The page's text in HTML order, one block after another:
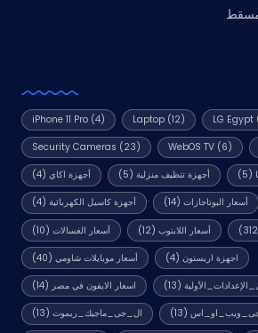
iPhone 11 Pro (4) Laptop(12) LG Egypt
Security Cameras (23) WebOS TV(6)
أجهزة اكاي(4) أجهزة تنظيف منزلية (5) (5)
أجهزة كاسيل الكهربائية(4) أسعار البوتاجازات (14)
أسعار الغسالات(10) أسعار اللابتوب (12)
أسعار موبايلات شاومي(40) اجهزة اريستون (4)
اسعار الايفون في مصر (14) (13)
ال_جى_ماجيك_ريموت(13) (13)